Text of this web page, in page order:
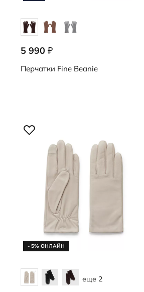
5 990 ₽
9091001/90042
Перчатки Fine Beanie
- 5% ОНЛАЙН
еще 2